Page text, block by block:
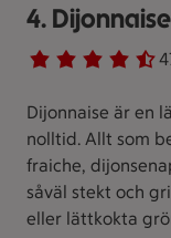
4. Dijonnaise
Betyg 4.6 av 5.
47 personer har
Dijonnaise är en
nolltid. Allt som
fraiche,
såväl stekt och
eller lättkokta